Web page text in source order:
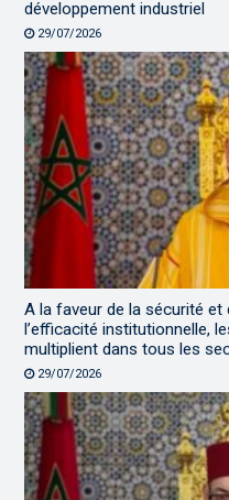
développement industriel
29/07/2026
A la faveur de la sécurité
l’efficacité institutionnelle,
multiplient dans tous les
29/07/2026